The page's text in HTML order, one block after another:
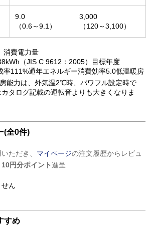
9.0
（0.6～9.1）
3,000
（120～3,100）
消費電力量
（JIS C 9612：2005）目標年度
率111%通年エネルギー消費効率5.0低温暖房
能力は、外気温2℃時、パワフル設定時で
タログ記載の運転音よりも大きくなりま
(全0件)
ただき、 マイページの注文履歴からレビュ
10円分ポイント進呈
ん
すめ